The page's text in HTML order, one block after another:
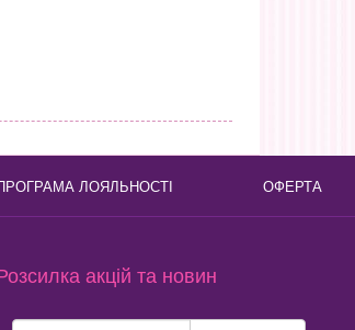
ЛОЯЛЬНОСТІ ОФЕРТА
акцій та новин